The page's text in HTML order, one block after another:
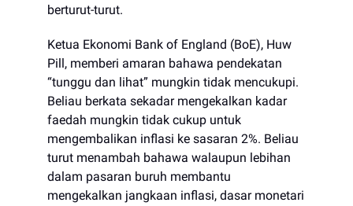
berturut-turut.
Ketua Ekonomi Bank of England (BoE), Huw
Pill, memberi amaran bahawa pendekatan
“tunggu dan lihat” mungkin tidak mencukupi.
Beliau berkata sekadar mengekalkan kadar
faedah mungkin tidak cukup untuk
mengembalikan inflasi ke sasaran 2%. Beliau
turut menambah bahawa walaupun lebihan
dalam pasaran buruh membantu
mengekalkan jangkaan inflasi, dasar monetari